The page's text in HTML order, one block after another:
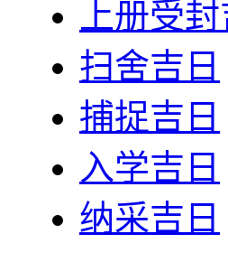
上册受
扫舍吉日
捕捉吉日
入学吉日
纳采吉日